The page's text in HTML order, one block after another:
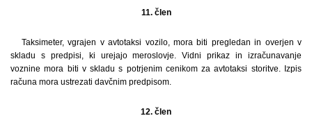
11. člen
Taksimeter, vgrajen v avtotaksi vozilo, mora biti pregledan in overjen v
skladu s predpisi, ki urejajo meroslovje. Vidni prikaz in izračunavanje
voznine mora biti v skladu s potrjenim cenikom za avtotaksi storitve. Izpis
računa mora ustrezati davčnim predpisom.
12. člen